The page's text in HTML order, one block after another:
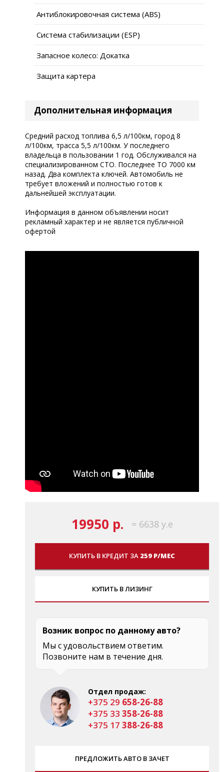
Антиблокировочная система (ABS)
Система стабилизации (ESP)
Запасное колесо: Докатка
Защита картера
Дополнительная информация
Средний расход топлива 6,5 л/100км, город 8
л/100км, трасса 5,5 л/100км. У последнего
владельца в пользовании 1 год. Обслуживался на
специализированном СТО. Последнее ТО 7000 км
назад. Два комплекта ключей. Автомобиль не
требует вложений и полностью готов к
дальнейшей эксплуатации.
Информация в данном объявлении носит
рекламный характер и не является публичной
офертой
19950 р. ≈ 6638 у.е
КУПИТЬ В КРЕДИТ ЗА 259 Р/МЕС
КУПИТЬ В ЛИЗИНГ
Возник вопрос по данному авто?
Мы с удовольствием ответим.
Позвоните нам в течение дня.
Отдел продаж:
+375 29 658-26-88
+375 33 358-26-88
+375 17 388-26-88
ПРЕДЛОЖИТЬ АВТО В ЗАЧЕТ